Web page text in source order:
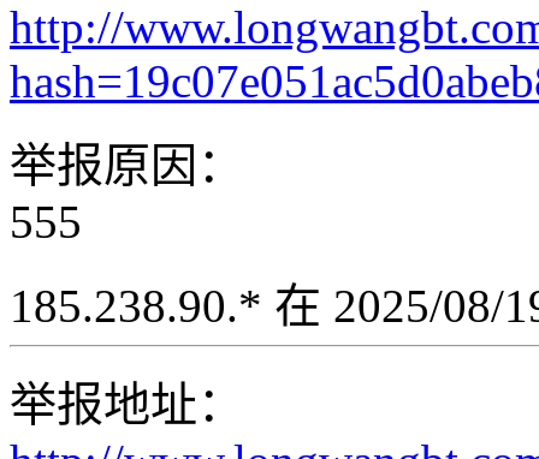
http://
举报原因：
555
185.238.90.* 在 2025/08/
举报地址：